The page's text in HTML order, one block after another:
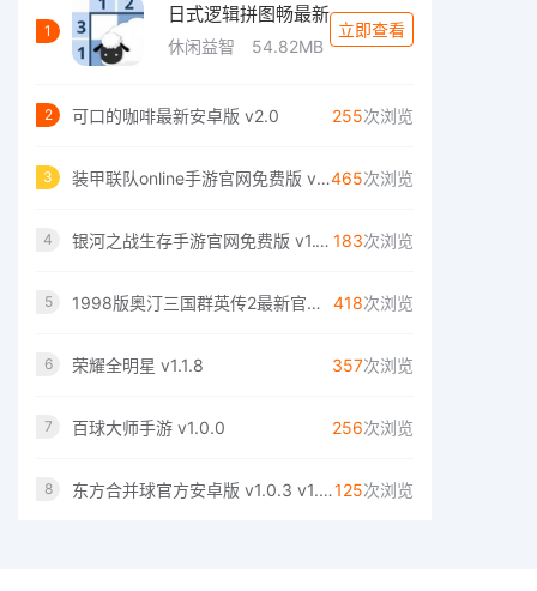
1
日式逻辑拼图畅最新
休闲益智 54.82MB
立即查看
2 可口的咖啡最新安卓版 v2.0 255次浏览
3 装甲联队online手游官网免费版 v12.0.0465次浏览
4 银河之战生存手游官网免费版 v1.1.158 183次浏览
5 1998版奥汀三国群英传2最新官网版 v1.0 418次浏览
6 荣耀全明星 v1.1.8 357次浏览
7 百球大师手游 v1.0.0 256次浏览
8 东方合并球官方安卓版 v1.0.3 v1.0.3125次浏览